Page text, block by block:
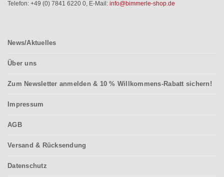
Telefon: +49 (0) 7841 6220 0, E-Mail: info@bimmerle-shop.de
News/Aktuelles
Über uns
Zum Newsletter anmelden & 10 % Willkommens-Rabatt sichern!
Impressum
AGB
Versand & Rücksendung
Datenschutz